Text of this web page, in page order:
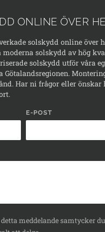
ONLINE ÖVER
solskydd online över
solskydd av hög
solskydd utför våra
Götalandsregionen.
Har ni frågor eller önskar
E-POST
meddelande samtycker